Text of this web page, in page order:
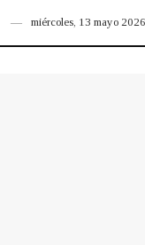
miércoles, 13 mayo